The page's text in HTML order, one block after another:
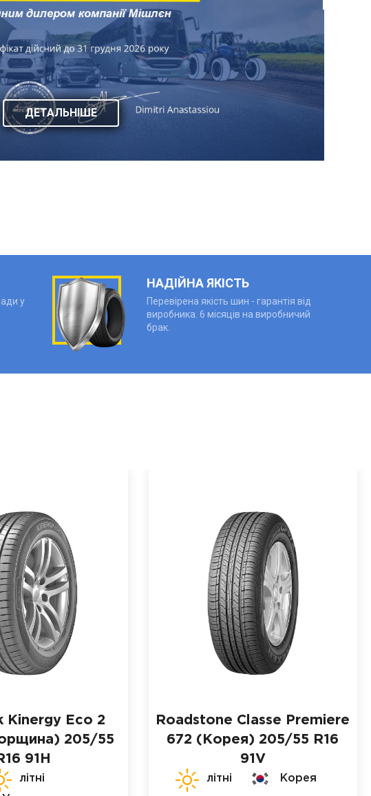
ДЕТАЛЬНІШЕ
у
НАДІЙНА ЯКІСТЬ
Перевірена якість шин - гарантія від
виробника. 6 місяців на виробничий
брак.
Kinergy Eco 2
205/55
91H
літні
Roadstone Classe Premiere
672 (Корея) 205/55 R16
91V
літні Корея